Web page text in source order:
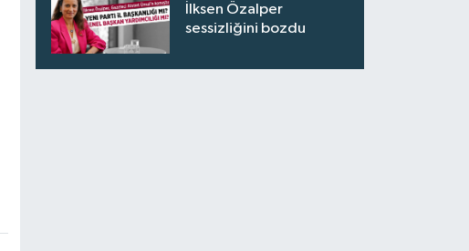
İlksen Özalper
sessizliğini bozdu